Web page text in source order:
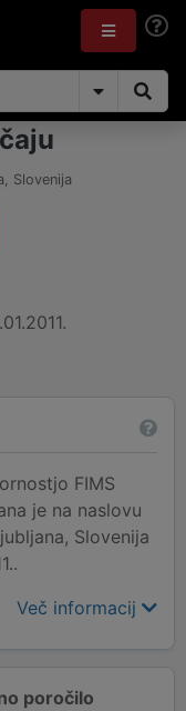
, Slovenija
FIMS
je na naslovu
Slovenija
Več informacij
poročilo